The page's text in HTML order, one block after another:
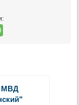
МВД